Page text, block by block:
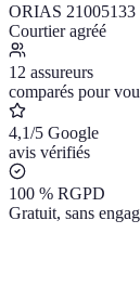
ORIAS 21005133
Courtier agréé
12 assureurs
comparés pour
4,1/5 Google
avis vérifiés
100 % RGPD
Gratuit, sans